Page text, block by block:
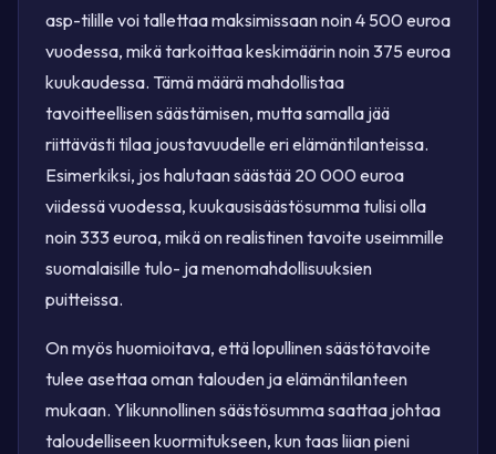
asp-tilille voi tallettaa maksimissaan noin 4 500 euroa
vuodessa, mikä tarkoittaa keskimäärin noin 375 euroa
kuukaudessa. Tämä määrä mahdollistaa
tavoitteellisen säästämisen, mutta samalla jää
riittävästi tilaa joustavuudelle eri elämäntilanteissa.
Esimerkiksi, jos halutaan säästää 20 000 euroa
viidessä vuodessa, kuukausisäästösumma tulisi olla
noin 333 euroa, mikä on realistinen tavoite useimmille
suomalaisille tulo- ja menomahdollisuuksien
puitteissa.
On myös huomioitava, että lopullinen säästötavoite
tulee asettaa oman talouden ja elämäntilanteen
mukaan. Ylikunnollinen säästösumma saattaa johtaa
taloudelliseen kuormitukseen, kun taas liian pieni